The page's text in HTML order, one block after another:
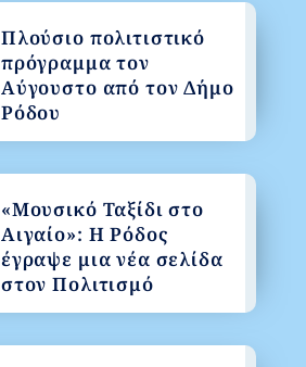
Πλούσιο πολιτιστικό
πρόγραμμα τον
Αύγουστο από τον Δήμο
Ρόδου
«Μουσικό Ταξίδι στο
Αιγαίο»: Η Ρόδος
έγραψε μια νέα σελίδα
στον Πολιτισμό